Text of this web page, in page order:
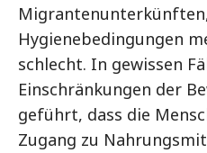
Hygienebedingungen
schlecht. In gewissen
Einschränkungen der
geführt, dass die
Zugang zu